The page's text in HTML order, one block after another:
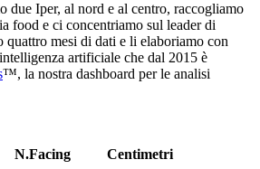
due Iper, al nord e al centro, raccogliamo
food e ci concentriamo sul leader di
quattro mesi di dati e li elaboriamo con
artificiale che dal 2015 è
™, la nostra dashboard per le analisi
N.Facing
Centimetri